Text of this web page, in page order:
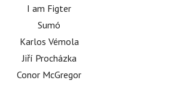
I am Figter
Sumó
Karlos Vémola
Jiří Procházka
Conor McGregor